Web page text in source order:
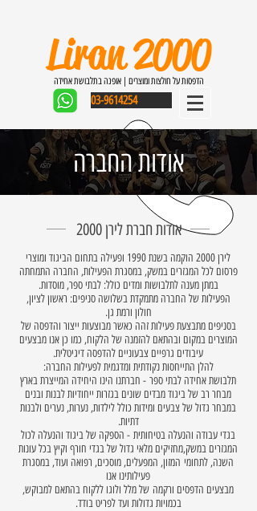
Liran 2000
הדפסות על חולצות ומוצרים | אופנה בתלבושת אחידה
03-9614254
אודות החברה
אודות חברת לירן 2000
לירן 2000 הוקמה בשנת 1990 ופעילה בתחום הביגוד ומוצרי
פרסום לכל המגזרים במשק, במסגרת הפעילות, החברה התמחתה
במתן מענה לתלבושות ומדים כולל: לבתי ספר, מוסדות.
הפעילות של החברה מתמקדת בשלושה סניפים: ראשון לציון,
חולון ורמת גן.
בסניפים מתבצעת פעילות זהה כאשר מבוצעות ייצור והדפסה של
המוצרים במקום ובהתאם להזמנה של הלקוח, כמו כן אנו מבצעים
עיבודים גרפיים צבעוניים להדפסה דיגיטלית.
להלן התייחסות נקודתית ומדגמית לפעילות החברה:
תלבושת אחידה לבתי ספר - חברתנו הינו היחידה המייצרת בארץ
מבחר רב של ביגוד מבדים שונים בגזרות ייחודיות לבנות ובנים
במבחר גדול של צבעים ומידות כולל לילדות, נערות, נערים ולבנות
דתיות.
בגדי עבודה והנעלה בטיחותית - הספקה של ביגוד והנעלה לכול
המגזרים במשק,מחזיקים מלאי גדול של בגדי חורף וקיץ בכל עונות
השנה, לתחומי המזון, המפעלים, מוסכים, רפואה ועוד, במסגרת
פעילותינו אנו
מבצעים הדפסים ורקמה של מלל ולוגו ללקוח בהתאם למבוקש,
בכמויות גדולות ועד לפריט בודד.